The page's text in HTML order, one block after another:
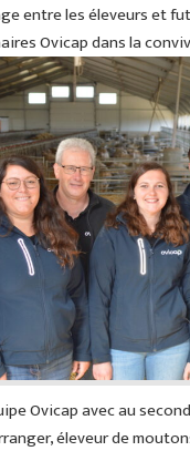
entre les éleveurs et
Ovicap dans la
Ovicap avec au
éleveur de